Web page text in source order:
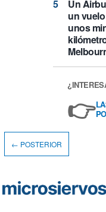
Un
un
unos
👉
← POSTERIOR